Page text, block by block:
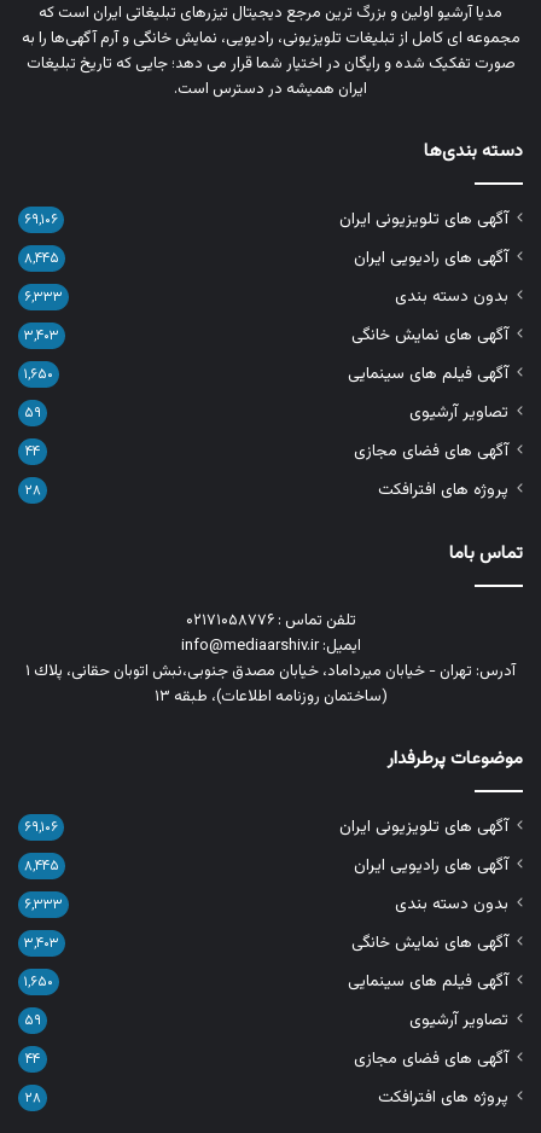
مدیا آرشیو اولین و بزرگ‌ ترین مرجع دیجیتال تیزرهای تبلیغاتی ایران است که
مجموعه‌ ای کامل از تبلیغات تلویزیونی، رادیویی، نمایش خانگی و آرم‌ آگهی‌ها را به‌
صورت تفکیک‌ شده و رایگان در اختیار شما قرار می‌ دهد؛ جایی که تاریخ تبلیغات
ایران همیشه در دسترس است.
دسته بندی‌ها
آگهی های تلویزیونی ایران ۶۹,۱۰۶
آگهی های رادیویی ایران ۸,۴۴۵
بدون دسته بندی ۶,۳۳۳
آگهی های نمایش خانگی ۳,۴۰۳
آگهی فیلم های سینمایی ۱,۶۵۰
تصاویر آرشیوی ۵۹
آگهی های فضای مجازی ۴۴
پروژه های افترافکت ۲۸
تماس باما
تلفن تماس : ۰۲۱۷۱۰۵۸۷۷۶
ایمیل: info@mediaarshiv.ir
آدرس: تهران - خیابان میرداماد، خیابان مصدق جنوبی،نبش اتوبان حقانی، پلاك ١
(ساختمان روزنامه اطلاعات)، طبقه ۱۳
موضوعات پرطرفدار
آگهی های تلویزیونی ایران ۶۹,۱۰۶
آگهی های رادیویی ایران ۸,۴۴۵
بدون دسته بندی ۶,۳۳۳
آگهی های نمایش خانگی ۳,۴۰۳
آگهی فیلم های سینمایی ۱,۶۵۰
تصاویر آرشیوی ۵۹
آگهی های فضای مجازی ۴۴
پروژه های افترافکت ۲۸